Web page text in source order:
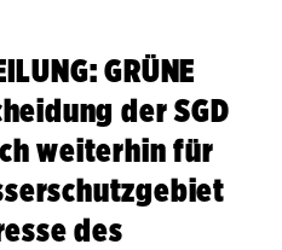
GRÜNE
der SGD
weiterhin für
des